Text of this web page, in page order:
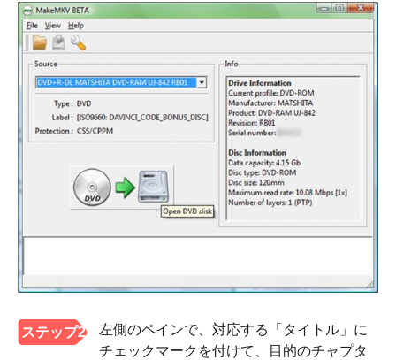
ステップ2
左側のペインで、対応する「タイトル」に
チェックマークを付けて、目的のチャプタ